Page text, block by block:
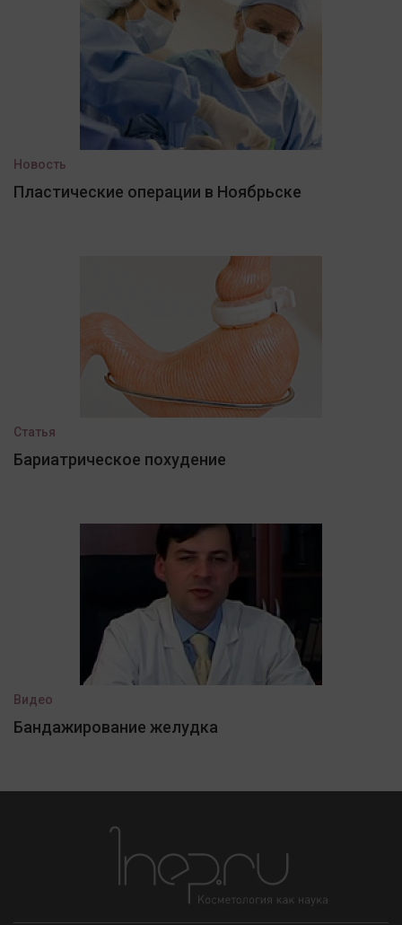
Новость
Пластические операции в Ноябрьске
Статья
Бариатрическое похудение
Видео
Бандажирование желудка